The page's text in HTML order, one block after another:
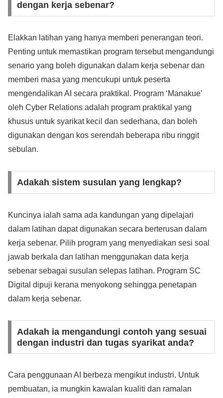
dengan kerja sebenar?
Elakkan latihan yang hanya memberi penerangan teori.
Penting untuk memastikan program tersebut mengandungi
senario yang boleh digunakan dalam kerja sebenar dan
memberi masa yang mencukupi untuk peserta
mengendalikan AI secara praktikal. Program ‘Manakue’
oleh Cyber Relations adalah program praktikal yang
khusus untuk syarikat kecil dan sederhana, dan boleh
digunakan dengan kos serendah beberapa ribu ringgit
sebulan.
Adakah sistem susulan yang lengkap?
Kuncinya ialah sama ada kandungan yang dipelajari
dalam latihan dapat digunakan secara berterusan dalam
kerja sebenar. Pilih program yang menyediakan sesi soal
jawab berkala dan latihan menggunakan data kerja
sebenar sebagai susulan selepas latihan. Program SC
Digital dipuji kerana menyokong sehingga penetapan
dalam kerja sebenar.
Adakah ia mengandungi contoh yang sesuai
dengan industri dan tugas syarikat anda?
Cara penggunaan AI berbeza mengikut industri. Untuk
pembuatan, ia mungkin kawalan kualiti dan ramalan